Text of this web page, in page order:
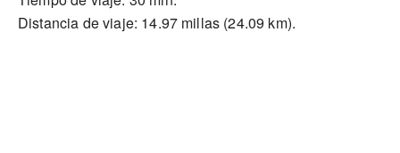
Distancia de viaje: 14.97 millas (24.09 km).